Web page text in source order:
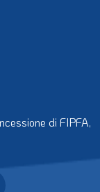
di FIPFA,